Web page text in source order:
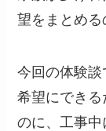
望をまとめる
今回の体験
希望にでき
のに、工事